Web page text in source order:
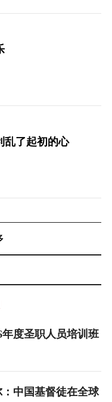
乱了起初的心
度圣职人员培训班
中国基督徒在全球